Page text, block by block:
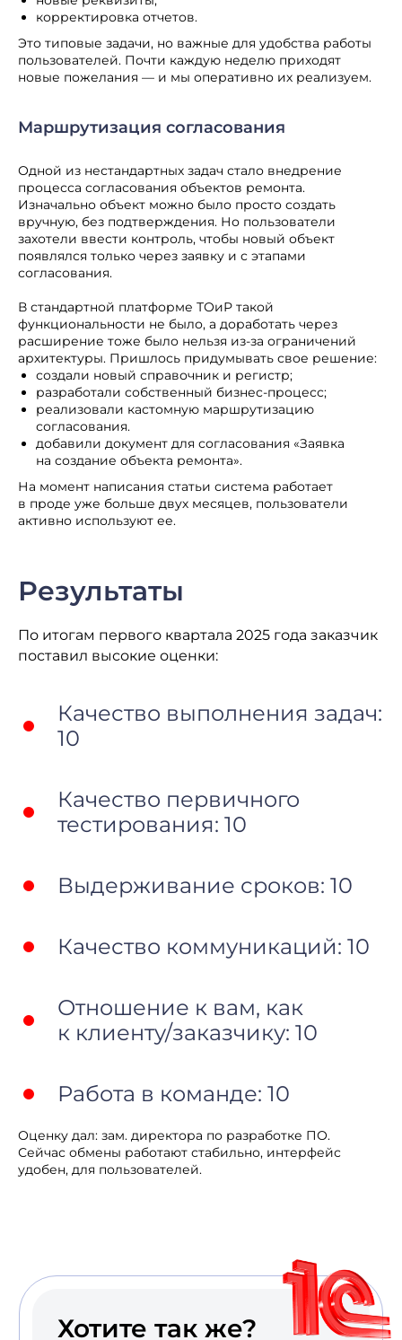
корректировка отчетов.
Это типовые задачи, но важные для удобства работы
пользователей. Почти каждую неделю приходят
новые пожелания — и мы оперативно их реализуем.
Маршрутизация согласования
Одной из нестандартных задач стало внедрение
процесса согласования объектов ремонта.
Изначально объект можно было просто создать
вручную, без подтверждения. Но пользователи
захотели ввести контроль, чтобы новый объект
появлялся только через заявку и с этапами
согласования.
В стандартной платформе ТОиР такой
функциональности не было, а доработать через
расширение тоже было нельзя из-за ограничений
архитектуры. Пришлось придумывать свое решение:
создали новый справочник и регистр;
разработали собственный бизнес-процесс;
реализовали кастомную маршрутизацию
согласования.
добавили документ для согласования «Заявка
на создание объекта ремонта».
На момент написания статьи система работает
в проде уже больше двух месяцев, пользователи
активно используют ее.
Результаты
По итогам первого квартала 2025 года заказчик
поставил высокие оценки:
Качество выполнения задач:
10
Качество первичного
тестирования: 10
Выдерживание сроков: 10
Качество коммуникаций: 10
Отношение к вам, как
к клиенту/заказчику: 10
Работа в команде: 10
Оценку дал: зам. директора по разработке ПО.
Сейчас обмены работают стабильно, интерфейс
удобен, для пользователей.
Хотите так же?
Оставьте заявку — расскажем
подробнее про аутстаффинг
1С-специалистов.